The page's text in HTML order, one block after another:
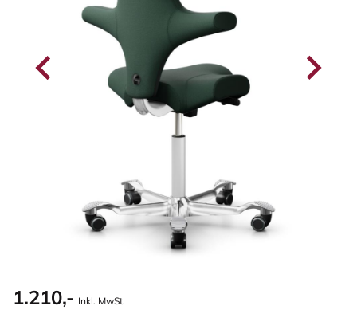
1.210,- Inkl. MwSt.